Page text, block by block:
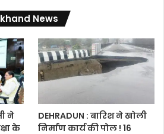
News
ने
के
DEHRADUN : बारिश ने खोली
निर्माण कार्य की पोल ! 16